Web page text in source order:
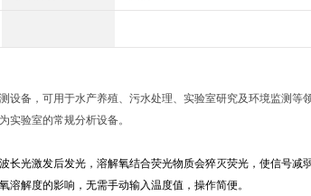
设备，可用于水产养殖、污水处理、实验室研究及环境监测等
实验室的常规分析设备。
长光激发后发光，溶解氧结合荧光物质会猝灭荧光，使信号减
解度的影响，无需手动输入温度值，操作简便。